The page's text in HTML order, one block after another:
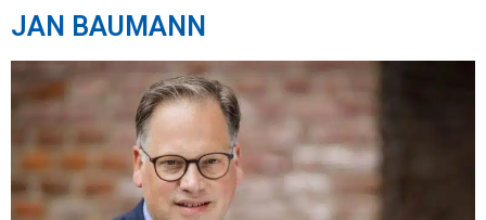
JAN BAUMANN